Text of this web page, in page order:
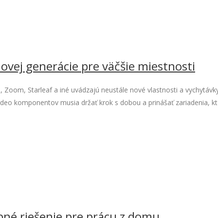
generácie pre väčšie miestnosti
Starleaf a iné uvádzajú neustále nové vlastnosti a
komponentov musia držať krok s dobou a prinášať zariadenia,